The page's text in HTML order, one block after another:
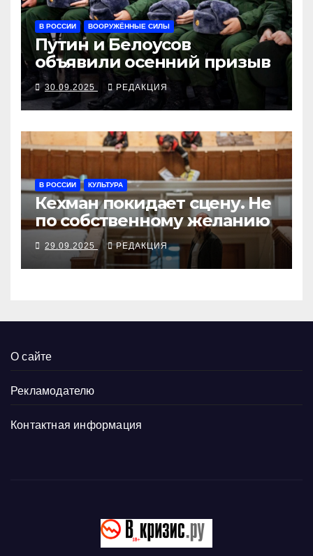
В РОССИИ ВООРУЖЁННЫЕ СИЛЫ
Путин и Белоусов
объявили осенний призыв
30.09.2025 РЕДАКЦИЯ
В РОССИИ КУЛЬТУРА
Кехман покидает сцену. Не
по собственному желанию
29.09.2025 РЕДАКЦИЯ
О сайте
Рекламодателю
Контактная информация